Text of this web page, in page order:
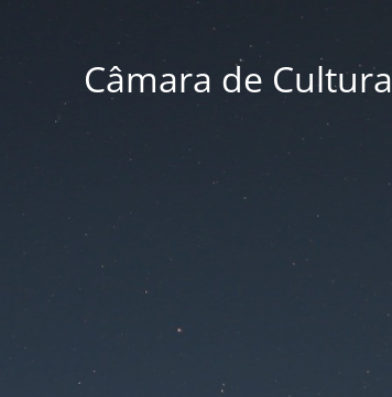
Câmara de Cultura